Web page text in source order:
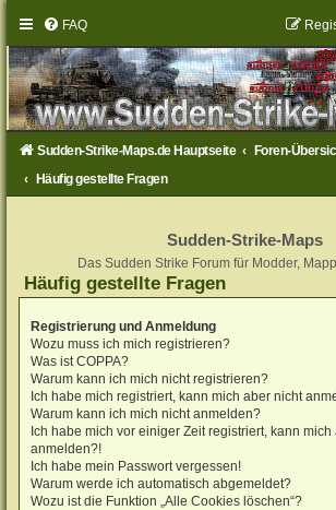
FAQ
Sudden-Strike-Maps.de Hauptseite
Foren-
Häufig gestellte Fragen
Sudden-Strike-Maps
Das Sudden Strike Forum für Modder,
Häufig gestellte Fragen
Registrierung und Anmeldung
Wozu muss ich mich registrieren?
Was ist COPPA?
Warum kann ich mich nicht registrieren?
Ich habe mich registriert, kann mich aber nicht
Warum kann ich mich nicht anmelden?
Ich habe mich vor einiger Zeit registriert, kann
anmelden?!
Ich habe mein Passwort vergessen!
Warum werde ich automatisch abgemeldet?
Wozu ist die Funktion „Alle Cookies löschen“?